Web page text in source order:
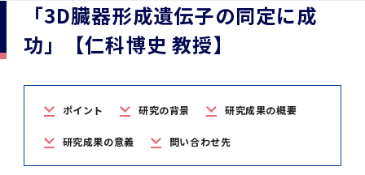
沿革
建物沿革
歴代校長及び学長
学問と教育の聖地 湯島に建つ東京医科歯科大
学
教育について
研究について
アクセストップ
キャンパスマップ
運営組織
運営組織トップ
大学組織一覧
広報誌・刊行物
広報誌・刊行物トップ
大学の計画と評価
学部入学案内トップ
アドミッション・ポリシー
入試制度
大学院入学案内
大学院入学案内トップ
募集要項
聴講生・科目等履修生および大学院研究生募集
聴講生・科目等履修生および大学院研究生募集
トップ
入学に関するお問い合わせ窓口
今後の博士学生向け支援制度について
令和8年度（2026年度）総合知と癒しの次世代
フロントランナー育成プログラム Science
Science Tokyo BOOST (医歯学系)トップ
令和8年度（2026年度）トップレベルAI研究の
ための共創型エキスパート人材育成プログラム
系）生）の募集について
CS（クリニシャン・サイエンティスト）養成支
CS（クリニシャン・サイエンティスト）養成支
授業・カリキュラム
授業・カリキュラムトップ
入学料・授業料・奨学金
教育理念トップ
ポリシー
ポリシートップ
医学部（医学科･保健衛生学科）
医学部（医学科･保健衛生学科）
歯学部（歯学科･口腔保健学科）
教養部
医科（医系診療部門）
歯科（歯系診療部門）
研究・連携トップ
外部資金
外部資金トップ
研究手続き
国際交流
受験生 在学生
企業・研究者・一般の方
「3D臓器形成遺伝子の同定に成
功」【仁科博史 教授】
ポイント 研究の背景 研究成果の概要
研究成果の意義 問い合わせ先